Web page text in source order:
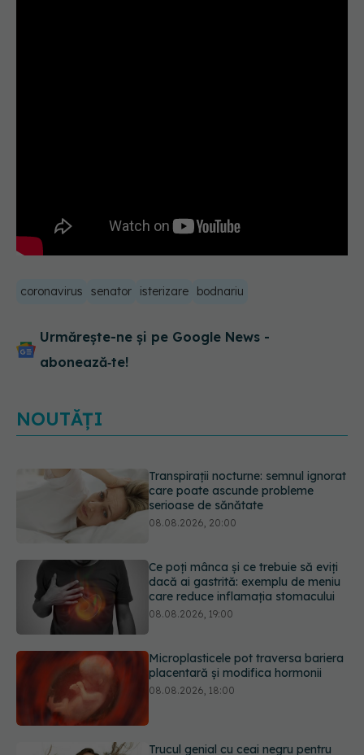
coronavirus senator isterizare bodnariu
Urmărește-ne și pe Google News -
abonează‑te!
NOUTĂȚI
Ce poți mânca și ce trebuie să eviți
dacă ai gastrită: exemplu de meniu
care reduce inflamația stomacului
08.08.2026, 19:00
Microplasticele pot traversa bariera
placentară și modifica hormonii
08.08.2026, 18:00
Trucul genial cu ceai negru pentru
păr. Tot mai multe femei îl adoră
08.08.2026, 17:00
Medicamentul folosit de peste 60 de